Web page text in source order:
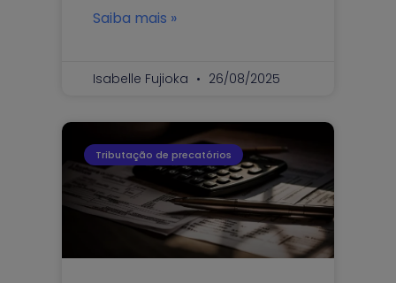
Saiba mais »
Isabelle Fujioka 26/08/2025
Tributação de precatórios